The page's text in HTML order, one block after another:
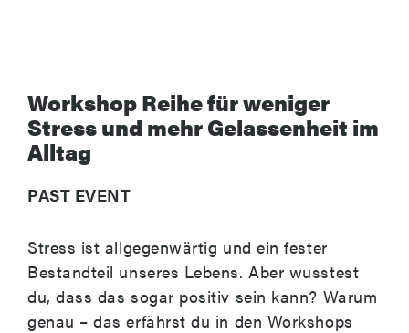
Workshop Reihe für weniger
Stress und mehr Gelassenheit im
Alltag
PAST EVENT
Stress ist allgegenwärtig und ein fester
Bestandteil unseres Lebens. Aber wusstest
du, dass das sogar positiv sein kann? Warum
genau – das erfährst du in den Workshops